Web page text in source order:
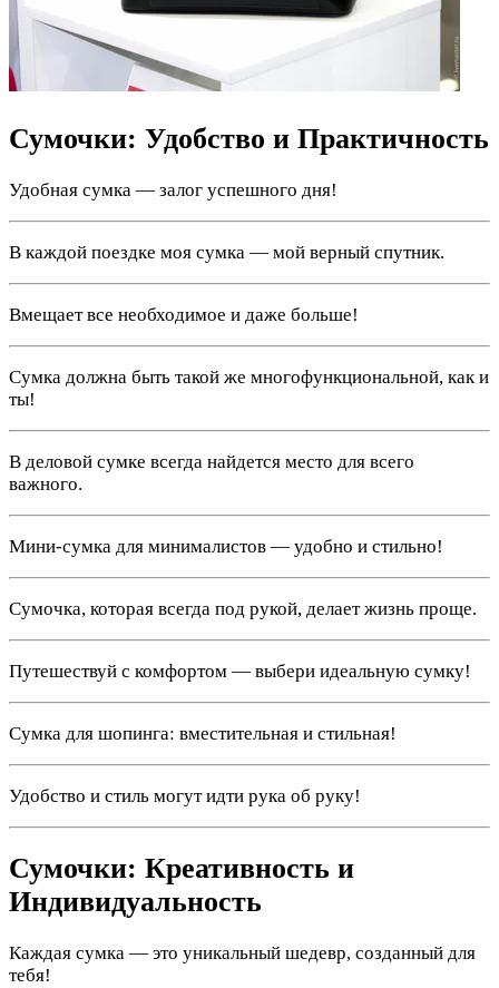
Сумочки: Удобство и Практичность
Удобная сумка — залог успешного дня!
В каждой поездке моя сумка — мой верный спутник.
Вмещает все необходимое и даже больше!
Сумка должна быть такой же многофункциональной, как и
ты!
В деловой сумке всегда найдется место для всего
важного.
Мини-сумка для минималистов — удобно и стильно!
Сумочка, которая всегда под рукой, делает жизнь проще.
Путешествуй с комфортом — выбери идеальную сумку!
Сумка для шопинга: вместительная и стильная!
Удобство и стиль могут идти рука об руку!
Сумочки: Креативность и
Индивидуальность
Каждая сумка — это уникальный шедевр, созданный для
тебя!